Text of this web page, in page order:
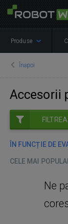
Produse
Înapoi
Accesorii
ÎN FUNCȚIE DE
CELE MAI
Ne